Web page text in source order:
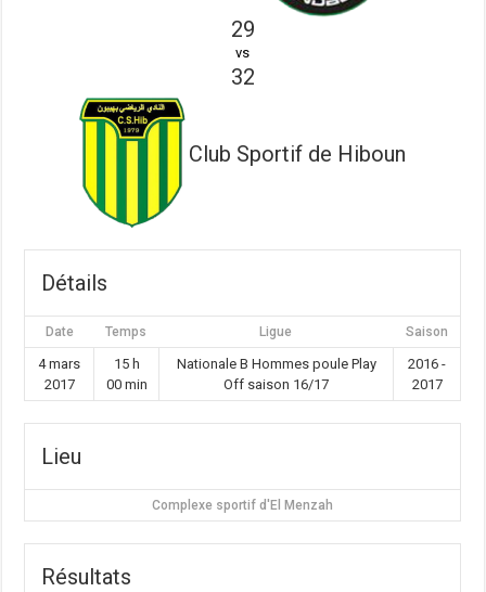
29
vs
32
Club Sportif de Hiboun
Détails
Date Temps Ligue Saison
4 mars
2017
15 h
00 min
Nationale B Hommes poule Play
Off saison 16/17
2016 -
2017
Lieu
Complexe sportif d'El Menzah
Résultats